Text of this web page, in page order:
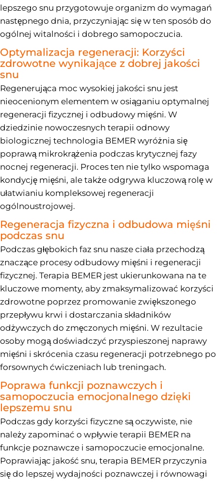
lepszego snu przygotowuje organizm do wymagań
następnego dnia, przyczyniając się w ten sposób do
ogólnej witalności i dobrego samopoczucia.
Optymalizacja regeneracji: Korzyści
zdrowotne wynikające z dobrej jakości
snu
Regenerująca moc wysokiej jakości snu jest
nieocenionym elementem w osiąganiu optymalnej
regeneracji fizycznej i odbudowy mięśni. W
dziedzinie nowoczesnych terapii odnowy
biologicznej technologia BEMER wyróżnia się
poprawą mikrokrążenia podczas krytycznej fazy
nocnej regeneracji. Proces ten nie tylko wspomaga
kondycję mięśni, ale także odgrywa kluczową rolę w
ułatwianiu kompleksowej regeneracji
ogólnoustrojowej.
Regeneracja fizyczna i odbudowa mięśni
podczas snu
Podczas głębokich faz snu nasze ciała przechodzą
znaczące procesy odbudowy mięśni i regeneracji
fizycznej. Terapia BEMER jest ukierunkowana na te
kluczowe momenty, aby zmaksymalizować korzyści
zdrowotne poprzez promowanie zwiększonego
przepływu krwi i dostarczania składników
odżywczych do zmęczonych mięśni. W rezultacie
osoby mogą doświadczyć przyspieszonej naprawy
mięśni i skrócenia czasu regeneracji potrzebnego po
forsownych ćwiczeniach lub treningach.
Poprawa funkcji poznawczych i
samopoczucia emocjonalnego dzięki
lepszemu snu
Podczas gdy korzyści fizyczne są oczywiste, nie
należy zapominać o wpływie terapii BEMER na
funkcje poznawcze i samopoczucie emocjonalne.
Poprawiając jakość snu, terapia BEMER przyczynia
się do lepszej wydajności poznawczej i równowagi